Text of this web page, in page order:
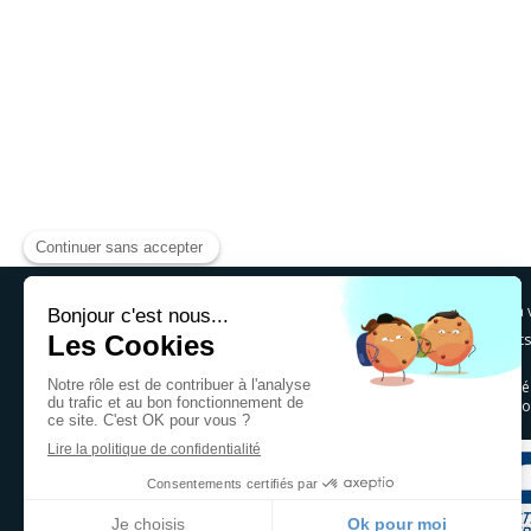
© EGC - Electricité Tertiaire Industrielle Cholet
,
Disponible autour de Herbiers, Bressuire, Vertou,
Sainte-Luce-sur-Loire, Angers, Trélazé
Mortagne-sur-Sèvre, Saint-Macaire-en-Mauges,
Nueil-les-Aubiers, Vihiers, Clisson, Vallet, Pouzauges,